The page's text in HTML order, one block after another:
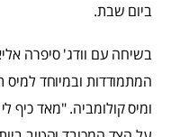
ביום שבת.
בשיחה עם וודג' סיפרה
המתמודדות ובמיוחד למיס
ומיס קולומביה. "מאד כיף